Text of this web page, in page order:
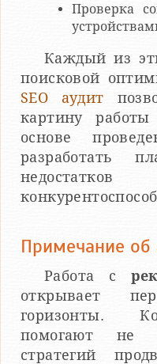
Проверка
Каждый из
поисковой
SEO аудит
картину
основе
разработать
Примечание об
Работа с
открывает
горизонты.
помогают не
стратегий